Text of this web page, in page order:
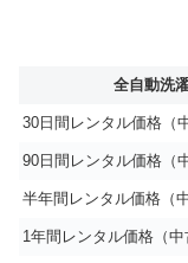
全自動洗
30日間レンタル価格（
90日間レンタル価格（
半年間レンタル価格（
1年間レンタル価格（中